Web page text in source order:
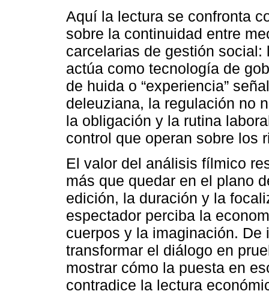
Aquí la lectura se confronta
sobre la continuidad entre
carcelarias de gestión
actúa como tecnología de
de huida o “experiencia”
deleuziana, la regulación no
la obligación y la rutina
control que operan sobre los
El valor del análisis fílmico
más que quedar en el plano
edición, la duración y la
espectador perciba la
cuerpos y la imaginación.
transformar el diálogo en
mostrar cómo la puesta en
contradice la lectura